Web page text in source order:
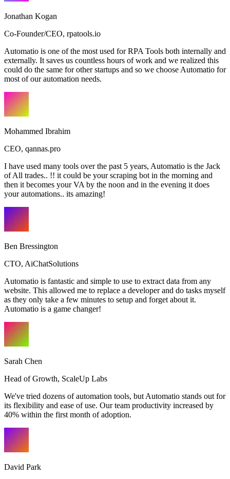
Jonathan Kogan
Co-Founder/CEO, rpatools.io
Automatio is one of the most used for RPA Tools both internally and
externally. It saves us countless hours of work and we realized this
could do the same for other startups and so we choose Automatio for
most of our automation needs.
Mohammed Ibrahim
CEO, qannas.pro
I have used many tools over the past 5 years, Automatio is the Jack
of All trades.. !! it could be your scraping bot in the morning and
then it becomes your VA by the noon and in the evening it does
your automations.. its amazing!
Ben Bressington
CTO, AiChatSolutions
Automatio is fantastic and simple to use to extract data from any
website. This allowed me to replace a developer and do tasks myself
as they only take a few minutes to setup and forget about it.
Automatio is a game changer!
Sarah Chen
Head of Growth, ScaleUp Labs
We've tried dozens of automation tools, but Automatio stands out for
its flexibility and ease of use. Our team productivity increased by
40% within the first month of adoption.
David Park